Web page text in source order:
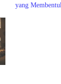
yang